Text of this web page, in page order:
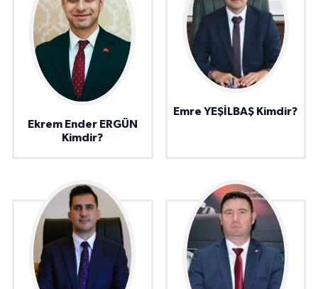
Ekrem Ender ERGÜN
Kimdir?
Emre YEŞİLBAŞ Kimdir?